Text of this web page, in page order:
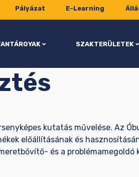
Pályázat E-Learning
SZAKTERÜLETEK
kutatás művelése. Az
előállításának és
és a problémamegoldó